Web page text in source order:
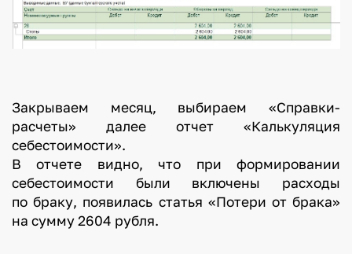
Закрываем месяц, выбираем «Справки-
расчеты» далее отчет «Калькуляция
себестоимости».
В отчете видно, что при формировании
себестоимости были включены расходы
по браку, появилась статья «Потери от брака»
на сумму 2604 рубля.